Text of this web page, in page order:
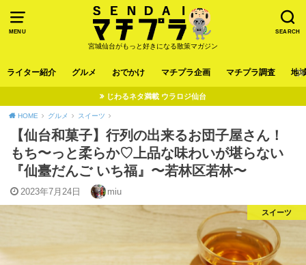
MENU SEARCH
宮城仙台がもっと好きになる散策マガジン
ライター紹介 グルメ おでかけ マチプラ企画 マチプラ調査 地
じわるネタ満載 ウラロジ仙台
HOME グルメ スイーツ
【仙台和菓子】行列の出来るお団子屋さん！
もち〜っと柔らか♡上品な味わいが堪らない
『仙臺だんご いち福』〜若林区若林〜
2023年7月24日 miu
スイーツ